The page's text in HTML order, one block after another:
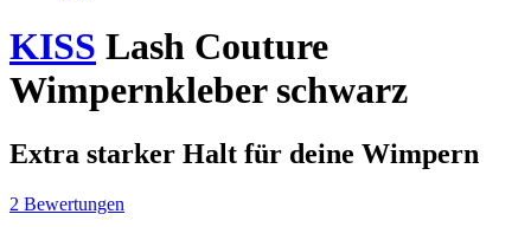
KISS Lash Couture
Wimpernkleber schwarz
Extra starker Halt für deine Wimpern
2 Bewertungen